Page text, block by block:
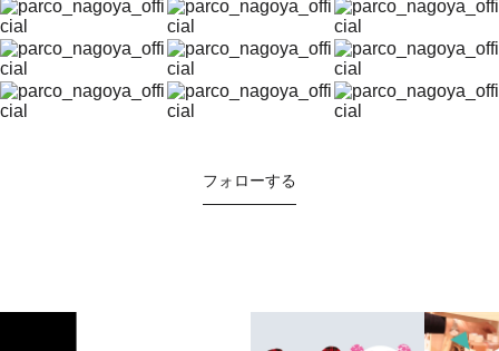
フォローする